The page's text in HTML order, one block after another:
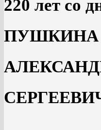
220 лет со
ПУШКИНА